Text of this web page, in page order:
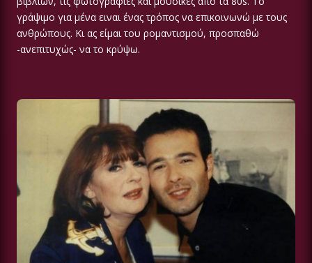
γράψιμο για μένα ειναι ένας τρόπος να επικοινωνώ με τους
ανθρώπους. Κι ας είμαι του ρομαντισμού, προσπαθώ
-ανεπιτυχώς- να το κρύψω.